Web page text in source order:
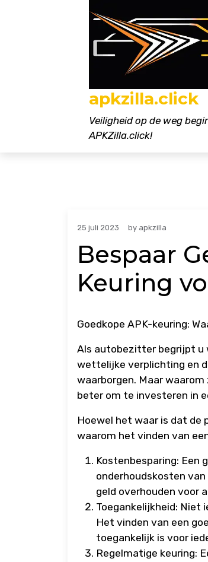
apkzilla.click
Veiligheid op de weg
APKZilla.click!
25 juli 2023 by apkzilla
Bespaar
Keuring
Goedkope APK-keuring:
Als autobezitter begrijpt u
wettelijke verplichting en
waarborgen. Maar
beter om te investeren in
Hoewel het waar is dat de
waarom het vinden van
Kostenbesparing: Een
onderhoudskosten
geld overhouden voor
Toegankelijkheid: Niet
Het vinden van een
toegankelijk is voor
Regelmatige keuring: